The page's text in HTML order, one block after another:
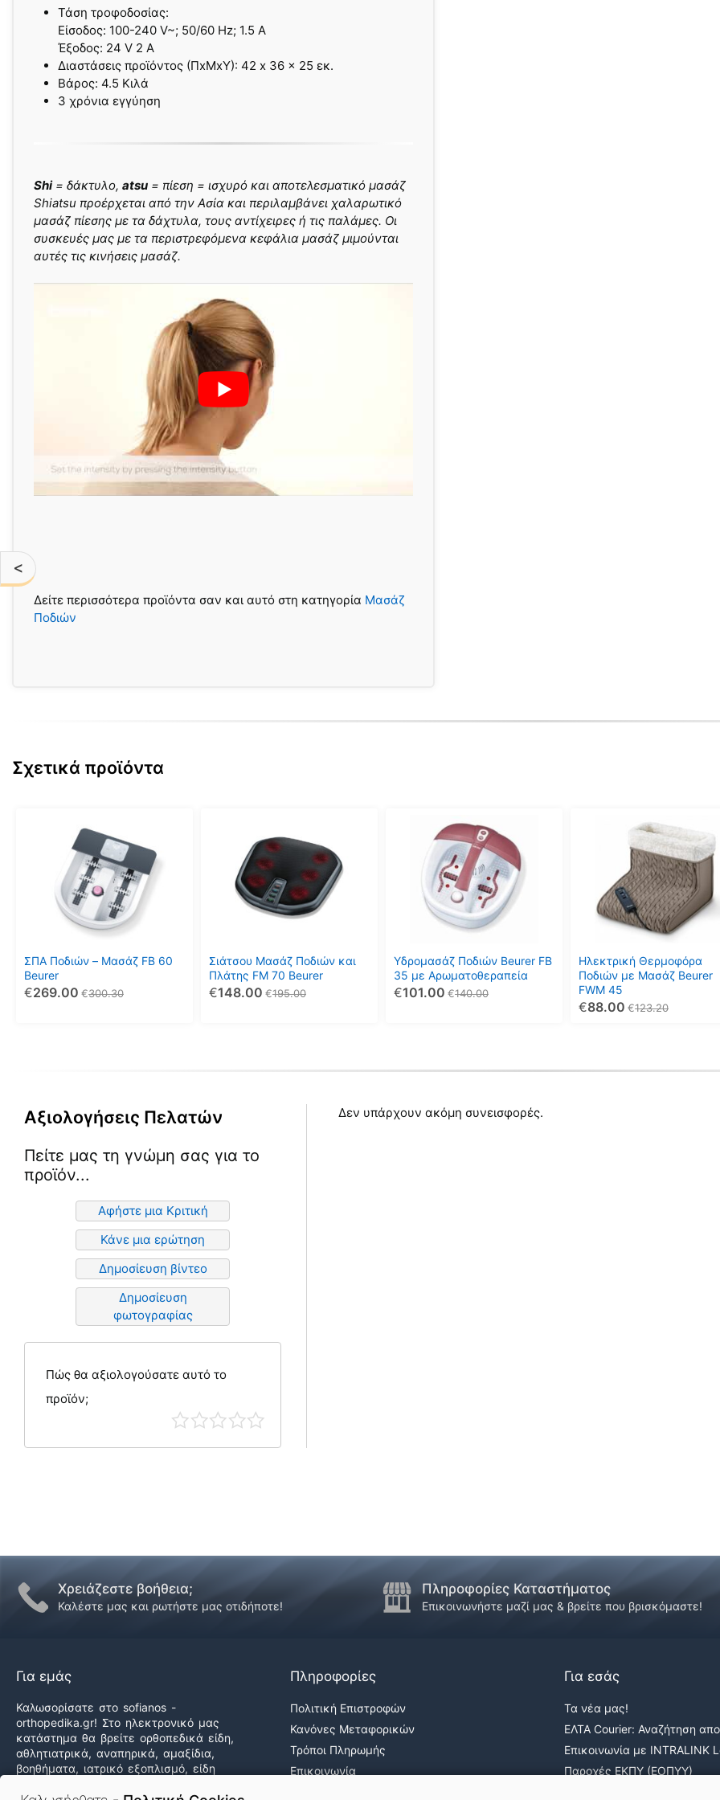
<
Τάση τροφοδοσίας:
Είσοδος: 100-240 V~; 50/60 Hz; 1.5 A
Έξοδος: 24 V 2 A
Διαστάσεις προϊόντος (ΠxΜxΥ): 42 x 36 x 25 εκ.
Βάρος: 4.5 Κιλά
3 χρόνια εγγύηση
Shi= δάκτυλο, atsu = πίεση = ισχυρό και αποτελεσματικό μασάζ
Shiatsu προέρχεται από την Ασία και περιλαμβάνει χαλαρωτικό
μασάζ πίεσης με τα δάχτυλα, τους αντίχειρες ή τις παλάμες. Οι
συσκευές μας με τα περιστρεφόμενα κεφάλια μασάζ μιμούνται
αυτές τις κινήσεις μασάζ.
Δείτε περισσότερα προϊόντα σαν και αυτό στη κατηγορία Μασάζ
Ποδιών
Σχετικά προϊόντα
ΣΠΑ Ποδιών – Μασάζ FB 60
Beurer
300.30
€
269.00
€
Σιάτσου Μασάζ Ποδιών και
Πλάτης FM 70 Beurer
195.00
€
148.00
€
Υδρομασάζ Ποδιών Beurer FB
35 με Αρωματοθεραπεία
140.00
€
101.00
€
Ηλεκτρική Θερμοφόρα
Ποδιών με Μασάζ Beurer
FWM 45
123.20
€
88.00
€
Αξιολογήσεις Πελατών
Πείτε μας τη γνώμη σας για το
προϊόν...
Αφήστε μια Κριτική
Κάνε μια ερώτηση
Δημοσίευση βίντεο
Δημοσίευση
φωτογραφίας
Πώς θα αξιολογούσατε αυτό το
προϊόν;
Δεν υπάρχουν ακόμη συνεισφορές.
Χρειάζεστε βοήθεια;
Καλέστε μας και ρωτήστε μας οτιδήποτε!
Πληροφορίες Καταστήματος
Επικοινωνήστε μαζί μας & βρείτε που βρισκόμαστε!
Για εμάς
Καλωσορίσατε στο sofianos -
orthopedika.gr! Στο ηλεκτρονικό μας
κατάστημα θα βρείτε ορθοπεδικά είδη,
αθλητιατρικά, αναπηρικά, αμαξίδια,
βοηθήματα, ιατρικό εξοπλισμό, είδη
Πληροφορίες
Πολιτική Επιστροφών
Κανόνες Μεταφορικών
Τρόποι Πληρωμής
Επικοινωνία
Για εσάς
Τα νέα μας!
ΕΛΤΑ Courier: Αναζήτηση
Επικοινωνία με INTRALINK
Παροχές ΕΚΠΥ (ΕΟΠΥΥ)